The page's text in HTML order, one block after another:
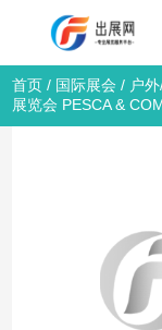
首页 / 国际展会 / 户
展览会 PESCA &